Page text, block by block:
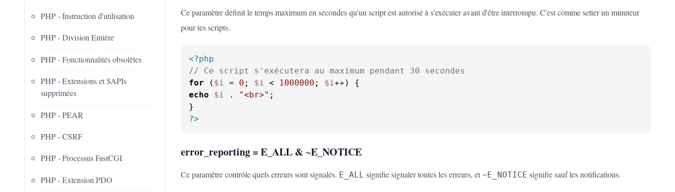
PHP - Instruction d'utilisation
PHP - Division Entière
PHP - Fonctionnalités obsolètes
PHP - Extensions et SAPIs
supprimées
PHP - PEAR
PHP - CSRF
PHP - Processus FastCGI
PHP - Extension PDO
Ce paramètre définit le temps maximum en secondes qu'un script est autorisé à s'exécuter avant d'être interrompu. C'est comme setter un minuteur
pour tes scripts.
<?php
// Ce script s'exécutera au maximum pendant 30 secondes
for ( $i = 0 ; $i < 1000000 ; $i
echo
$i . "<br>" ;
?>
error_reporting = E_ALL & ~E_NOTICE
Ce paramètre contrôle quels erreurs sont signalés. E_ALL signifie signaler toutes les erreurs, et ~E_NOTICE signifie sauf les notifications.